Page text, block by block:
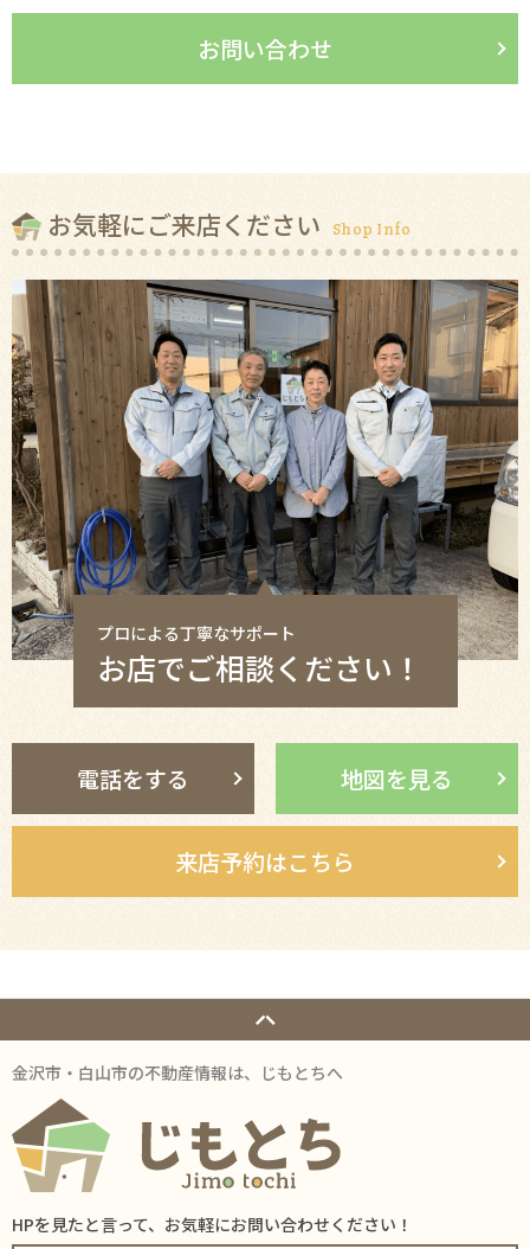
お問い合わせ
お気軽にご来店ください Shop Info
プロによる丁寧なサポート
お店でご相談ください！
電話をする 地図を見る
来店予約はこちら
金沢市・白山市の不動産情報は、じもとちへ
HPを見たと言って、お気軽にお問い合わせください！